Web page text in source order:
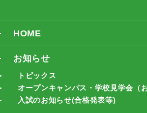
HOME
お知らせ
トピックス
オープンキャンパス・学校見学会（
入試のお知らせ(合格発表等)